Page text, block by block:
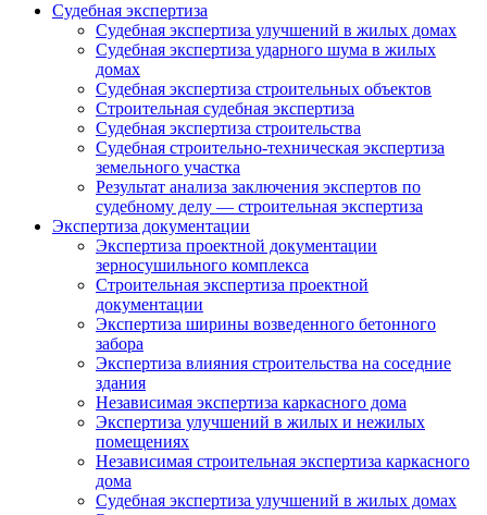
Судебная экспертиза
Судебная экспертиза улучшений в жилых домах
Судебная экспертиза ударного шума в жилых
домах
Судебная экспертиза строительных объектов
Строительная судебная экспертиза
Судебная экспертиза строительства
Судебная строительно-техническая экспертиза
земельного участка
Результат анализа заключения экспертов по
судебному делу — строительная экспертиза
Экспертиза документации
Экспертиза проектной документации
зерносушильного комплекса
Строительная экспертиза проектной
документации
Экспертиза ширины возведенного бетонного
забора
Экспертиза влияния строительства на соседние
здания
Независимая экспертиза каркасного дома
Экспертиза улучшений в жилых и нежилых
помещениях
Независимая строительная экспертиза каркасного
дома
Судебная экспертиза улучшений в жилых домах